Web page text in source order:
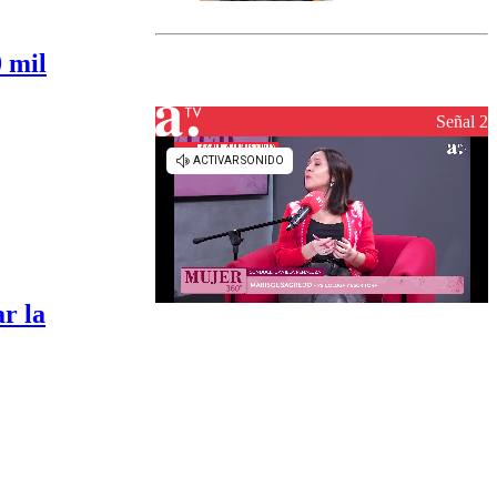
mil
la
el fin de la
reconstrucciónSeñal 2